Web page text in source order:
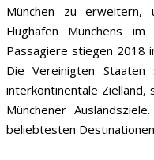
München zu erweitern,
Flughafen Münchens
Passagiere stiegen 2018
Die Vereinigten
interkontinentale
Münchener
beliebtesten Destinationen